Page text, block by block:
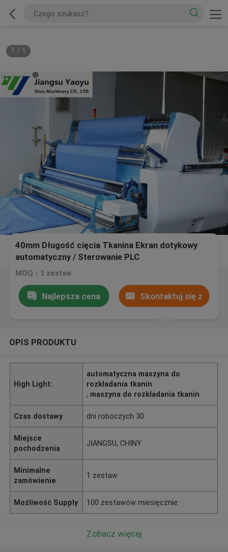
1 / 1
40mm Długość cięcia Tkanina Ekran dotykowy
automatyczny / Sterowanie PLC
MOQ：1 zestaw
Najlepsza cena Skontaktuj się z
OPIS PRODUKTU
High Light:
automatyczna maszyna do
rozkładania tkanin
, maszyna do rozkładania tkanin
Czas dostawy dni roboczych 30
Miejsce
pochodzenia
JIANGSU, CHINY
Minimalne
zamówienie
1 zestaw
Możliwość Supply 100 zestawów miesięcznie
Zobacz więcej